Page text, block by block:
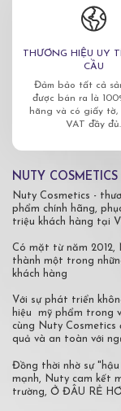
THƯƠNG HIỆU UY
CẦU
Đảm bảo tất cả
được bán ra là
hãng và có giấy tờ,
VAT đầy đủ.
NUTY COSMETICS
Nuty Cosmetics -
phẩm chính hãng,
triệu khách hàng tại
Có mặt từ năm 2012,
thành một trong
khách hàng
Với sự phát triển
hiệu mỹ phẩm trong
cùng Nuty Cosmetics
quả và an toàn với
Đồng thời nhờ sự
mạnh, Nuty cam kết
trường, Ở ĐÂU RẺ